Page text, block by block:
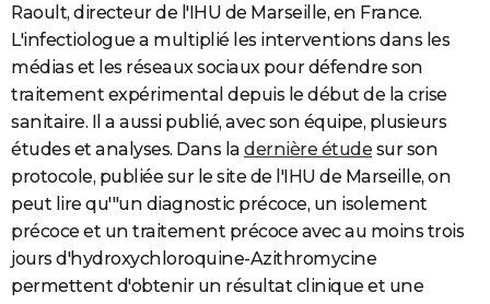
Raoult, directeur de l'IHU de Marseille, en France.
L'infectiologue a multiplié les interventions dans les
médias et les réseaux sociaux pour défendre son
traitement expérimental depuis le début de la crise
sanitaire. Il a aussi publié, avec son équipe, plusieurs
études et analyses. Dans la dernière étude sur son
protocole, publiée sur le site de l'IHU de Marseille, on
peut lire qu'"un diagnostic précoce, un isolement
précoce et un traitement précoce avec au moins trois
jours d'hydroxychloroquine-Azithromycine
permettent d'obtenir un résultat clinique et une